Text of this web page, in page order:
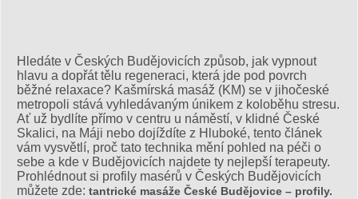
Hledáte v Českých Budějovicích způsob, jak vypnout
hlavu a dopřát tělu regeneraci, která jde pod povrch
běžné relaxace? Kašmírská masáž (KM) se v jihočeské
metropoli stává vyhledávaným únikem z koloběhu stresu.
Ať už bydlíte přímo v centru u náměstí, v klidné České
Skalici, na Máji nebo dojíždíte z Hluboké, tento článek
vám vysvětlí, proč tato technika mění pohled na péči o
sebe a kde v Budějovicích najdete ty nejlepší terapeuty.
Prohlédnout si profily masérů v Českých Budějovicích
můžete zde: tantrické masáže České Budějovice – profily.